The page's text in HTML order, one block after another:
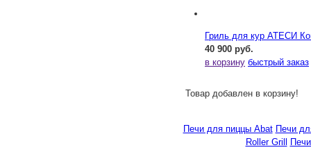
Гриль для кур АТЕСИ
40 900 руб.
в корзину быстрый заказ
Товар добавлен в корзину!
Печи для пиццы Abat Печи
Roller Grill